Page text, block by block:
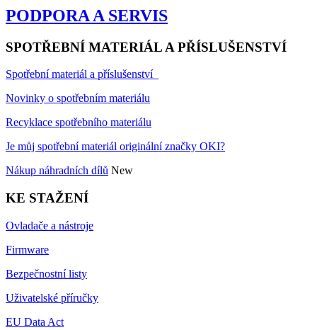
PODPORA A SERVIS
SPOTŘEBNÍ MATERIÁL A PŘÍSLUŠENSTVÍ
Spotřební materiál a příslušenství
Novinky o spotřebním materiálu
Recyklace spotřebního materiálu
Je můj spotřební materiál originální značky OKI?
Nákup náhradních dílů New
KE STAŽENÍ
Ovladače a nástroje
Firmware
Bezpečnostní listy
Uživatelské příručky
EU Data Act